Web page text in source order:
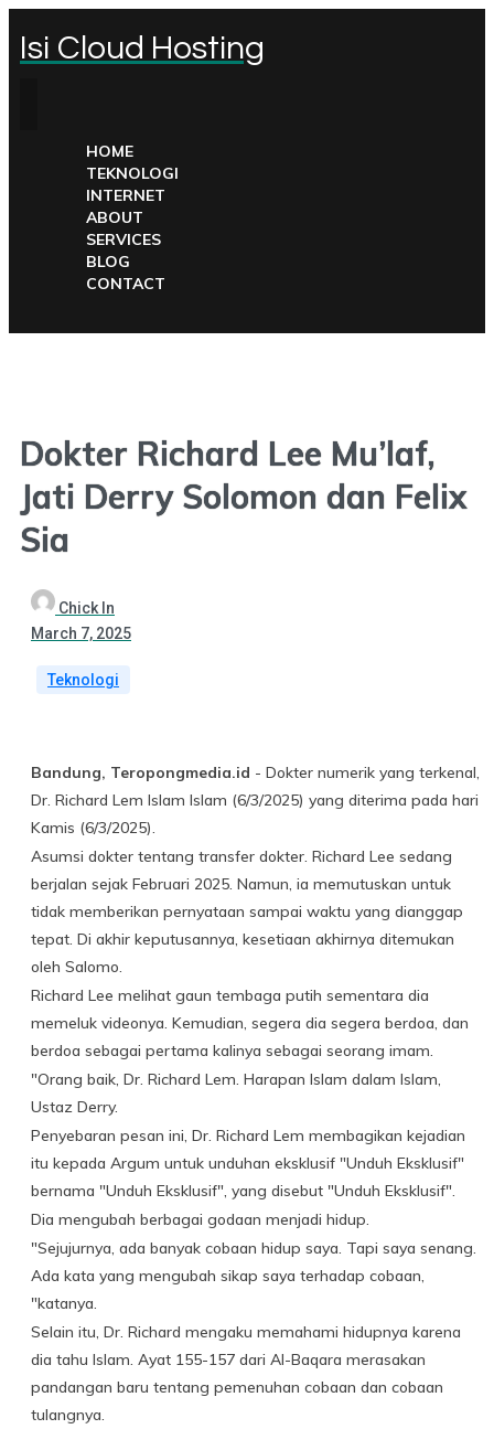
Isi Cloud Hosting
HOME
TEKNOLOGI
INTERNET
ABOUT
SERVICES
BLOG
CONTACT
Dokter Richard Lee Mu’laf,
Jati Derry Solomon dan Felix
Sia
Chick In
March 7, 2025
Teknologi
Bandung, Teropongmedia.id - Dokter numerik yang terkenal,
Dr. Richard Lem Islam Islam (6/3/2025) yang diterima pada hari
Kamis (6/3/2025).
Asumsi dokter tentang transfer dokter. Richard Lee sedang
berjalan sejak Februari 2025. Namun, ia memutuskan untuk
tidak memberikan pernyataan sampai waktu yang dianggap
tepat. Di akhir keputusannya, kesetiaan akhirnya ditemukan
oleh Salomo.
Richard Lee melihat gaun tembaga putih sementara dia
memeluk videonya. Kemudian, segera dia segera berdoa, dan
berdoa sebagai pertama kalinya sebagai seorang imam.
"Orang baik, Dr. Richard Lem. Harapan Islam dalam Islam,
Ustaz Derry.
Penyebaran pesan ini, Dr. Richard Lem membagikan kejadian
itu kepada Argum untuk unduhan eksklusif "Unduh Eksklusif"
bernama "Unduh Eksklusif", yang disebut "Unduh Eksklusif".
Dia mengubah berbagai godaan menjadi hidup.
"Sejujurnya, ada banyak cobaan hidup saya. Tapi saya senang.
Ada kata yang mengubah sikap saya terhadap cobaan,
"katanya.
Selain itu, Dr. Richard mengaku memahami hidupnya karena
dia tahu Islam. Ayat 155-157 dari Al-Baqara merasakan
pandangan baru tentang pemenuhan cobaan dan cobaan
tulangnya.